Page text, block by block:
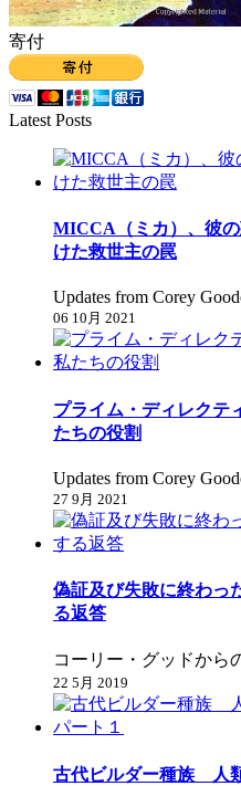
寄付
Latest Posts
MICCA（ミカ）、彼
けた救世主の罠
Updates from Corey
06 10月 2021
プライム・ディレクテ
たちの役割
Updates from Corey
27 9月 2021
偽証及び失敗に終わっ
る返答
コーリー・グッドから
22 5月 2019
古代ビルダー種族 人